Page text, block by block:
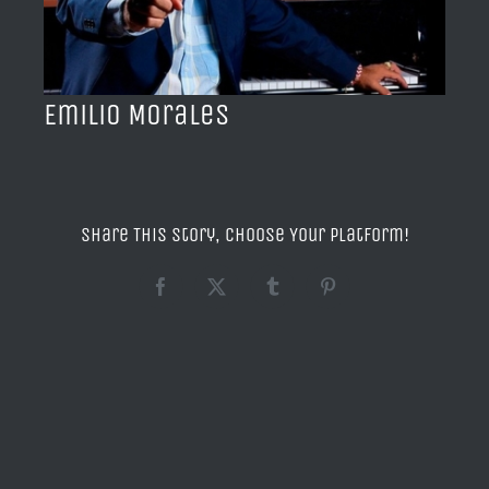
ACERCA DE
Emilio Morales
Share This Story, Choose Your Platform!
Facebook
X TumblrPinterest